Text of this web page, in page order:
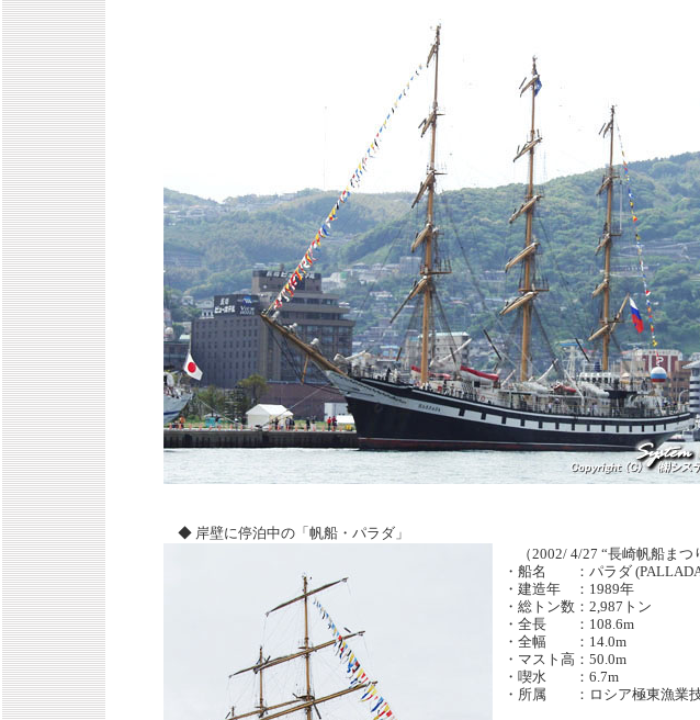
◆ 岸壁に停泊中の「帆船・パラダ」
（2002/ 4/27 “長崎帆船まつ
・船名 ：パラダ
・建造年 ：1989年
・総トン数：2,987トン
・全長 ：108.6m
・全幅 ：14.0m
・マスト高：50.0m
・喫水 ：6.7m
・所属 ：ロシア極東漁業